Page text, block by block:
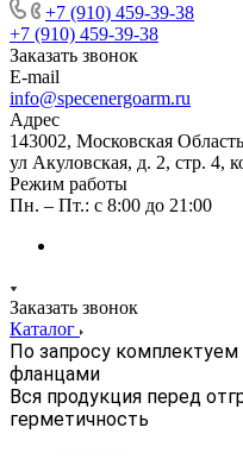
+7 (910) 459-39-38
+7 (910) 459-39-38
Заказать звонок
E-mail
info@specenergoarm.ru
Адрес
143002, Московская
ул Акуловская, д. 2, стр. 4,
Режим работы
Пн. – Пт.: с 8:00 до 21:00
Заказать звонок
Каталог
По запросу
фланцами
Вся продукция перед
герметичность